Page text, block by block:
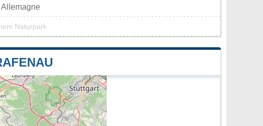
Allemagne
Naturpark